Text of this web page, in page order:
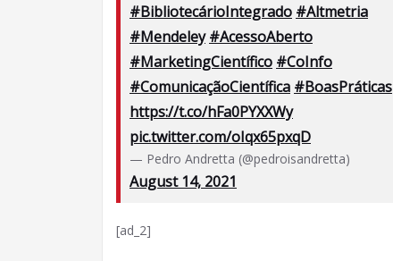
#BibliotecárioIntegrado #Altmetria
#Mendeley #AcessoAberto
#MarketingCientífico #CoInfo
#ComunicaçãoCientífica #BoasPráticas
https://t.co/hFa0PYXXWy
pic.twitter.com/oIqx65pxqD
— Pedro Andretta (@pedroisandretta)
August 14, 2021
[ad_2]